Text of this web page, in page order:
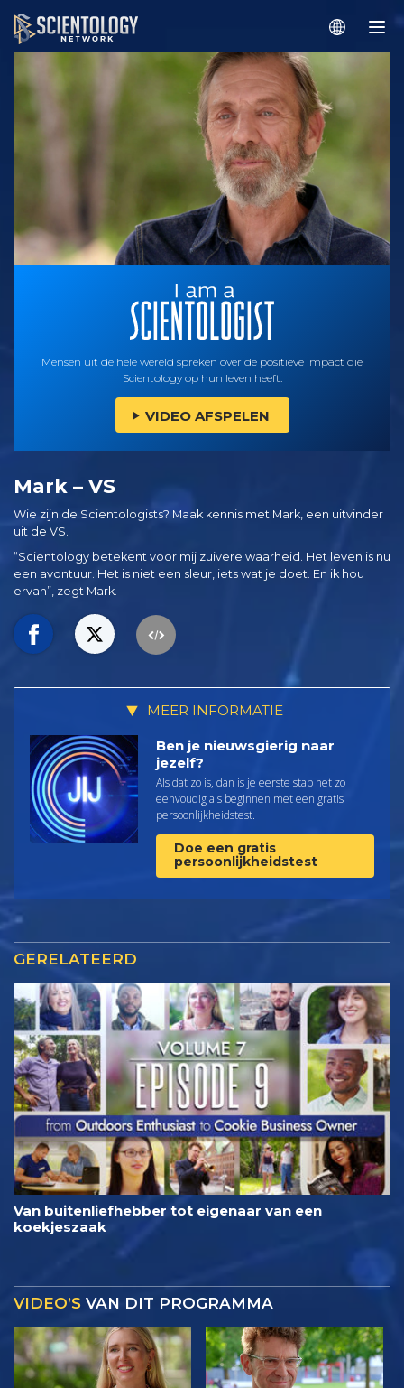
Mensen uit de hele wereld spreken over de positieve impact die
Scientology op hun leven heeft.
VIDEO AFSPELEN
Mark – VS
Wie zijn de Scientologists? Maak kennis met Mark, een uitvinder
uit de VS.
“Scientology betekent voor mij zuivere waarheid. Het leven is nu
een avontuur. Het is niet een sleur, iets wat je doet. En ik hou
ervan”, zegt Mark.
MEER INFORMATIE
Ben je nieuwsgierig naar
jezelf?
Als dat zo is, dan is je eerste stap net zo
eenvoudig als beginnen met een gratis
persoonlijkheids­test.
Doe een gratis
persoonlijkheidstest
GERELATEERD
Van buitenliefhebber tot eigenaar van een
koekjeszaak
VIDEO’S VAN DIT PROGRAMMA